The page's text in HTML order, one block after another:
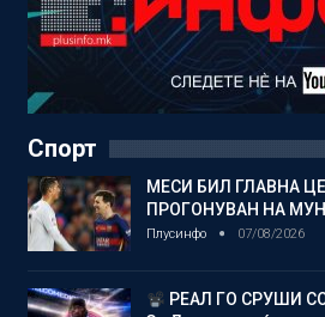
Спорт
МЕСИ БИЛ ГЛАВНА
ПРОГОНУВАН НА
Плусинфо 07/08/2026
РЕАЛ ГО СРУШИ